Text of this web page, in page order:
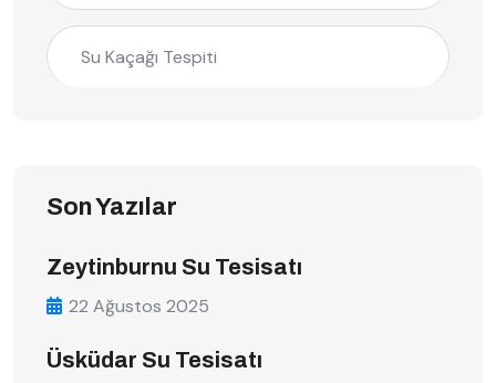
Su Kaçağı Tespiti
Son Yazılar
Zeytinburnu Su Tesisatı
22 Ağustos 2025
Üsküdar Su Tesisatı